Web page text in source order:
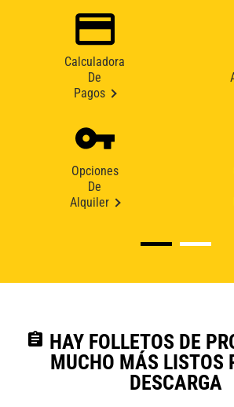
Calculadora
De
Pagos
Opciones
De
Alquiler
assignment HAY FOLLETOS DE
MUCHO MÁS LISTOS
DESCARGA